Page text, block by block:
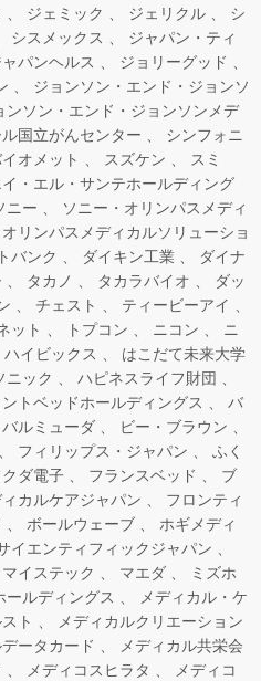
ジェミック ジェリクル
シ
シスメックス
ジャパン・ティ
ャパンヘルス
ジョリーグッド
ジョンソン・エンド・ジョンソ
ンソン・エンド・ジョンソンメデ
国立がんセンター
シンフォニ
オメット スズケン
スミ
・エル・サンテホールディング
ニー
ソニー・オリンパスメディ
リンパスメディカルソリューショ
バンク ダイキン工業
ダイナ
タカノ タカラバイオ
ダッ
チェスト
ティービーアイ
ット トプコン ニコン
ニ
ハイビックス
はこだて未来大学
ニック
ハピネスライフ財団
トベッドホールディングス
バ
バルミューダ
ビー・ブラウン
フィリップス・ジャパン
ふく
クダ電子 フランスベッド
ブ
カルケアジャパン
フロンティ
ボールウェーブ
ホギメディ
イエンティフィックジャパン
マイステック マエダ
ミズホ
ールディングス
メディカル・ケ
ト
メディカルクリエーション
ータカード
メディカル共栄会
メディコスヒラタ
メディコ